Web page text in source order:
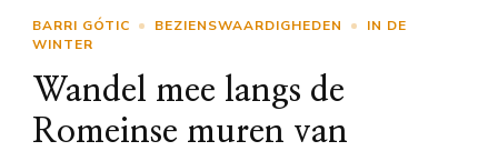
BARRI GÓTIC BEZIENSWAARDIGHEDEN
IN DE
WINTER
Wandel mee langs de
Romeinse muren van